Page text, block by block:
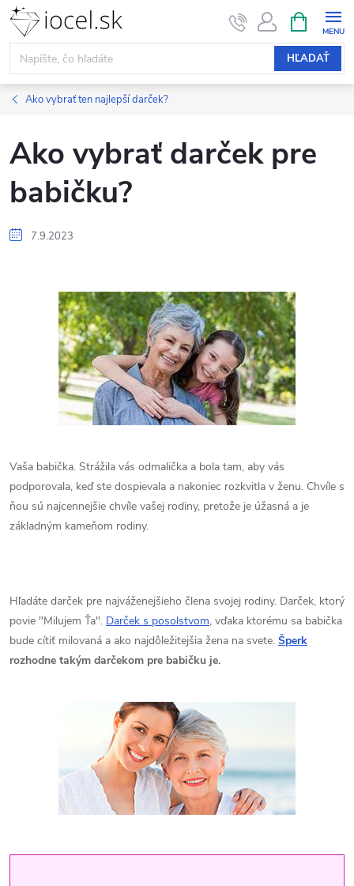
Prejsť
obsah
HĽADAŤ
KOŠÍK
Ako vybrať ten najlepší darček?
Ako vybrať darček pre
babičku?
7.9.2023
Vaša babička. Strážila vás odmalička a bola tam, aby vás
podporovala, keď ste dospievala a nakoniec rozkvitla v ženu. Chvíle s
ňou sú najcennejšie chvíle vašej rodiny, pretože je úžasná a je
základným kameňom rodiny.
Hľadáte darček pre najváženejšieho člena svojej rodiny. Darček, ktorý
povie "Milujem Ťa". Darček s posolstvom, vďaka ktorému sa babička
bude cítiť milovaná a ako najdôležitejšia žena na svete. Šperk
rozhodne takým darčekom pre babičku je.